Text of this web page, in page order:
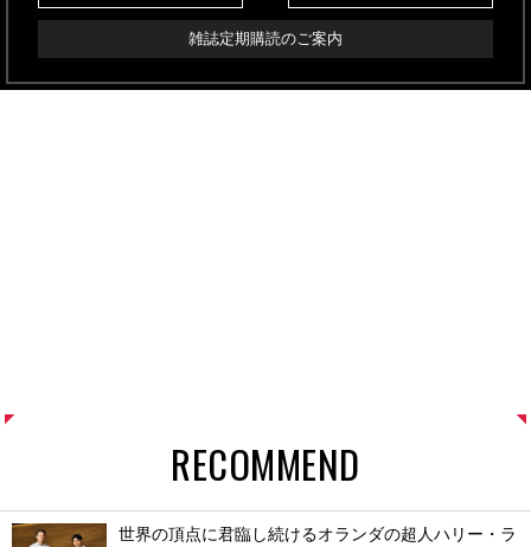
雑誌定期購読のご案内
RECOMMEND
世界の頂点に君臨し続けるオランダの超人ハリー・ラ